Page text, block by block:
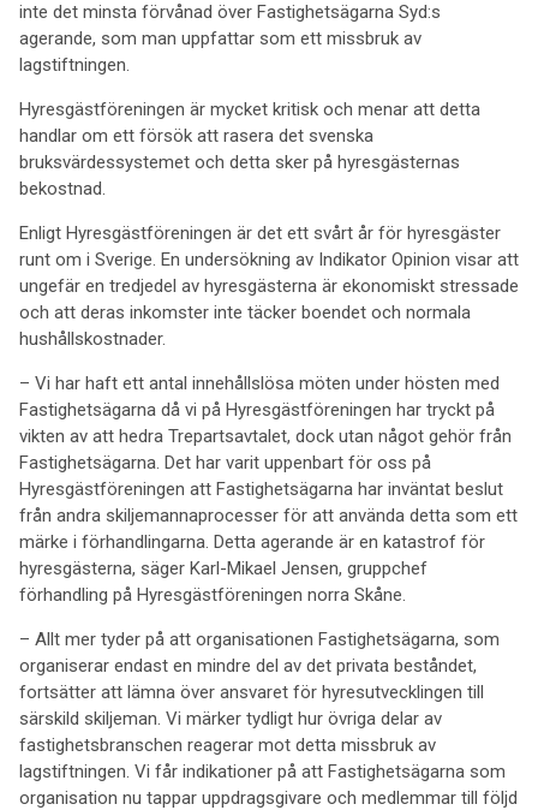
inte det minsta förvånad över Fastighetsägarna Syd:s
agerande, som man uppfattar som ett missbruk av
lagstiftningen.
Hyresgäst­föreningen är mycket kritisk och menar att detta
handlar om ett försök att rasera det svenska
bruksvärdessystemet och detta sker på hyresgästernas
bekostnad.
Enligt Hyresgästföreningen är det ett svårt år för hyresgäster
runt om i Sverige. En undersökning av Indikator Opinion visar att
ungefär en tredjedel av hyresgästerna är ekonomiskt stressade
och att deras inkomster inte täcker boendet och normala
hushållskostnader.
– Vi har haft ett antal innehållslösa möten under hösten med
Fastighetsägarna då vi på Hyresgäst­föreningen har tryckt på
vikten av att hedra Trepartsavtalet, dock utan något gehör från
Fastighetsägarna. Det har varit uppenbart för oss på
Hyresgästföreningen att Fastighetsägarna har inväntat beslut
från andra skiljemannaprocesser för att använda detta som ett
märke i förhandlingarna. Detta agerande är en katastrof för
hyresgästerna, säger Karl-Mikael Jensen, gruppchef
förhandling på Hyresgäst­föreningen norra Skåne.
– Allt mer tyder på att organisationen Fastighetsägarna, som
organiserar endast en mindre del av det privata beståndet,
fortsätter att lämna över ansvaret för hyresutvecklingen till
särskild skiljeman. Vi märker tydligt hur övriga delar av
fastighetsbranschen reagerar mot detta missbruk av
lagstiftningen. Vi får indikationer på att Fastighetsägarna som
organisation nu tappar uppdragsgivare och medlemmar till följd